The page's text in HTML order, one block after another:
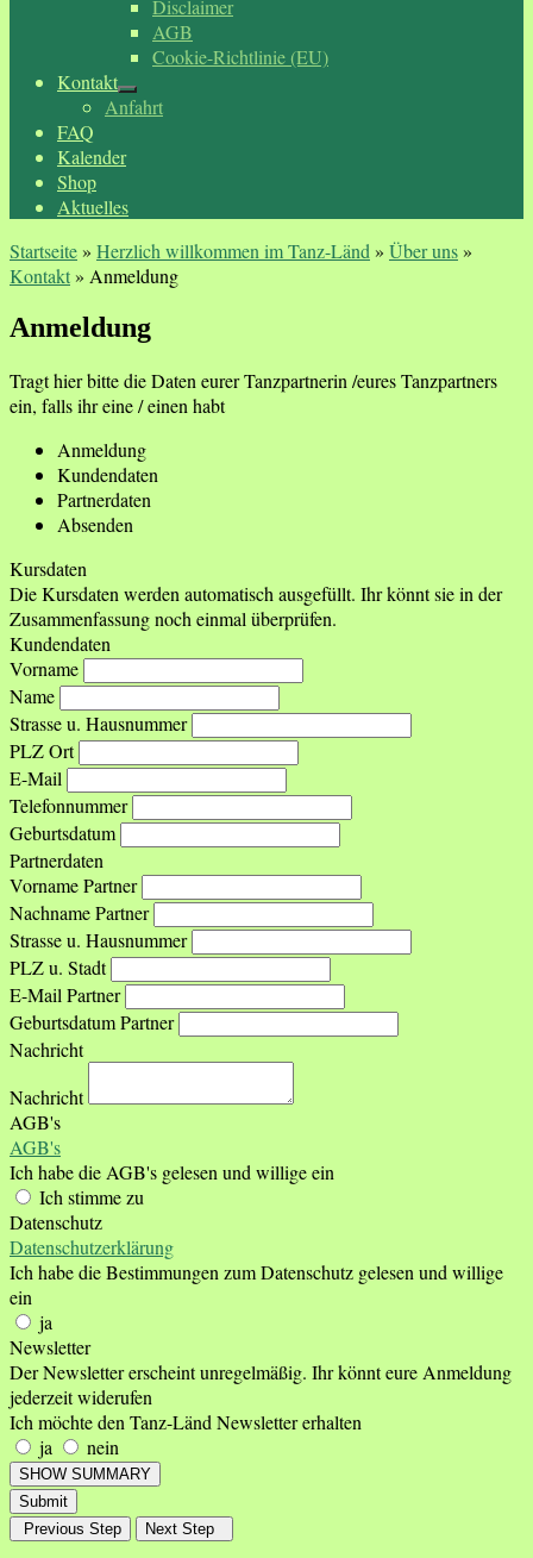
Disclaimer
AGB
Cookie-Richtlinie (EU)
Kontakt
Anfahrt
FAQ
Kalender
Shop
Aktuelles
Startseite» Herzlich willkommen im Tanz-Länd » Über uns»
Kontakt» Anmeldung
Anmeldung
Tragt hier bitte die Daten eurer Tanzpartnerin /eures Tanzpartners
ein, falls ihr eine / einen habt
Anmeldung
Kundendaten
Partnerdaten
Absenden
Kursdaten
Die Kursdaten werden automatisch ausgefüllt. Ihr könnt sie in der
Zusammenfassung noch einmal überprüfen.
Kundendaten
Vorname
Name
Strasse u. Hausnummer
PLZ Ort
E-Mail
Telefonnummer
Geburtsdatum
Partnerdaten
Vorname Partner
Nachname Partner
Strasse u. Hausnummer
PLZ u. Stadt
E-Mail Partner
Geburtsdatum Partner
Nachricht
Nachricht
AGB's
AGB's
Ich habe die AGB's gelesen und willige ein
Ich stimme zu
Datenschutz
Datenschutzerklärung
Ich habe die Bestimmungen zum Datenschutz gelesen und willige
ein
ja
Newsletter
Der Newsletter erscheint unregelmäßig. Ihr könnt eure Anmeldung
jederzeit widerufen
Ich möchte den Tanz-Länd Newsletter erhalten
ja
nein
SHOW SUMMARY
Submit
Previous Step
Next Step